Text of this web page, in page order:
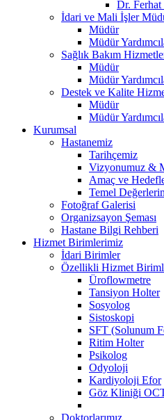
Dr.
İdari ve Mali İşler
Müdür
Müdür
Sağlık Bakım
Müdür
Müdür
Destek ve Kalite
Müdür
Müdür
Kurumsal
Hastanemiz
Tarihçemiz
Vizyonumuz &
Amaç ve
Temel
Fotoğraf Galerisi
Organizsayon Şeması
Hastane Bilgi Rehberi
Hizmet Birimlerimiz
İdari Birimler
Özellikli Hizmet
Üroflowmetre
Tansiyon Holter
Sosyolog
Sistoskopi
SFT (Solunum
Ritim Holter
Psikolog
Odyoloji
Kardiyoloji Efor
Göz Kliniği
Doktorlarımız